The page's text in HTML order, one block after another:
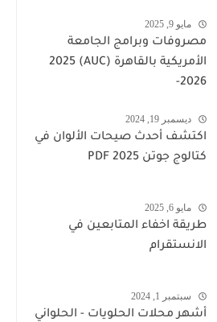
مايو 9, 2025
مصروفات وبرامج الجامعة
الأمريكية بالقاهرة (AUC) 2025
-2026
ديسمبر 19, 2024
اكتشف أحدث صيحات الألوان في
كتالوج جوتن PDF 2025
مايو 6, 2025
طريقة اخفاء المتابعين في
الانستقرام
سبتمبر 1, 2024
أشهر محلات الحلويات - الحلواني